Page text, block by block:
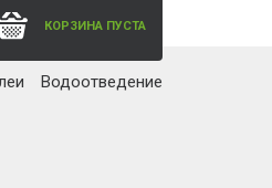
КОРЗИНА ПУСТА
Водоотведение